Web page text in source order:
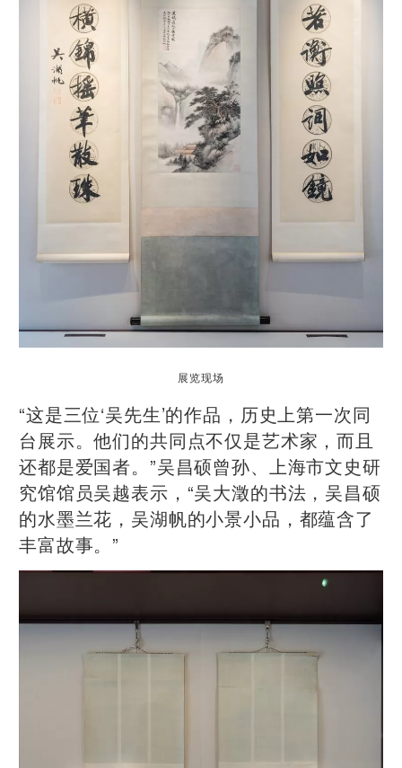
展览现场
“这是三位‘吴先生’的作品，历史上第一次同
台展示。他们的共同点不仅是艺术家，而且
还都是爱国者。”吴昌硕曾孙、上海市文史研
究馆馆员吴越表示，“吴大澂的书法，吴昌硕
的水墨兰花，吴湖帆的小景小品，都蕴含了
丰富故事。”